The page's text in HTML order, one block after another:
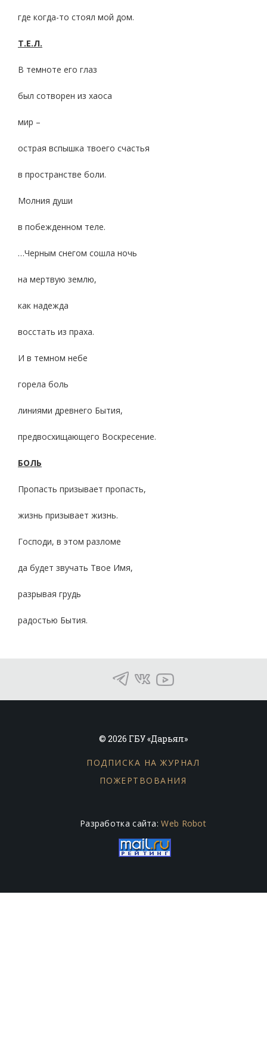
где когда-то стоял мой дом.
Т.Е.Л.
В темноте его глаз
был сотворен из хаоса
мир –
острая вспышка твоего счастья
в пространстве боли.
Молния души
в побежденном теле.
…Черным снегом сошла ночь
на мертвую землю,
как надежда
восстать из праха.
И в темном небе
горела боль
линиями древнего Бытия,
предвосхищающего Воскресение.
БОЛЬ
Пропасть призывает пропасть,
жизнь призывает жизнь.
Господи, в этом разломе
да будет звучать Твое Имя,
разрывая грудь
радостью Бытия.
© 2026 ГБУ «Дарьял»
ПОДПИСКА НА ЖУРНАЛ
ПОЖЕРТВОВАНИЯ
Разработка сайта:Web Robot